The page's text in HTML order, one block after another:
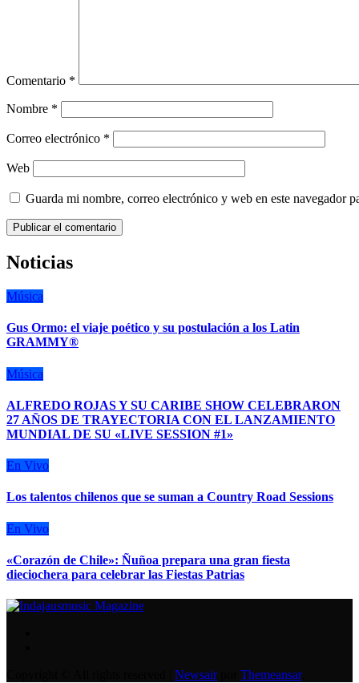
Comentario *
Nombre *
Correo electrónico *
Web
Guarda mi nombre, correo electrónico y web en este navegador
Noticias
Música
Gus Ormo: el viaje poético y su postulación a los Latin
GRAMMY®
Música
ALFREDO ROJAS Y SU CARIBE SHOW CELEBRARON
27 AÑOS DE TRAYECTORIA CON EL LANZAMIENTO
MUNDIAL DE SU «LIVE SESSION #1»
En Vivo
Los talentos chilenos que se suman a Country Road Sessions
En Vivo
«Corazón de Chile»: Ñuñoa prepara una gran fiesta
dieciochera para celebrar las Fiestas Patrias
Newsairpor Themeansar.